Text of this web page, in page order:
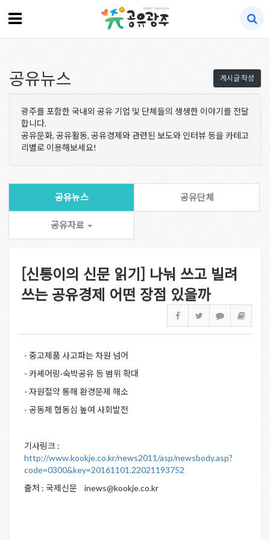
게시글 작성
공유뉴스
광주를 포함한 국내외 공유 기업 및 단체들의 생생한 이야기를 전달
합니다.
공유문화, 공유활동, 공유경제와 관련된 보도와 인터뷰 등을 카테고
리별로 이용해보세요!
공유뉴스 공유단체
공유자료
[신통이의 신문 읽기] 나눠 쓰고 빌려
쓰는 공유경제 어떤 장점 있을까
- 중고제품 사고파는 차원 넘어
- 카셰어링·숙박공유 등 범위 확대
- 자원절약 통해 환경문제 해소
- 공동체 협동심 높여 사회발전
기사링크 :
http://www.kookje.co.kr/news2011/asp/newsbody.asp?
code=0300&key=20161101.22021193752
출처 : 국제신문 inews@kookje.co.kr